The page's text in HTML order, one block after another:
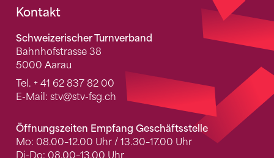
Fusszeile
Kontakt
Schweizerischer Turnverband
Bahnhofstrasse 38
5000 Aarau
Tel. + 41 62 837 82 00
E-Mail: stv@stv-fsg.ch
Öffnungszeiten Empfang Geschäftsstelle
Mo: 08.00–12.00 Uhr / 13.30–17.00 Uhr
Di-Do: 08.00–13.00 Uhr